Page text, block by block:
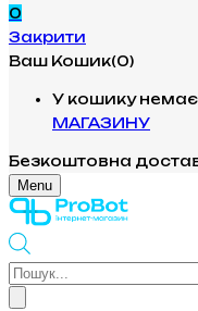
0
Закрити
Ваш Кошик(0)
У кошику немає
МАГАЗИНУ
Безкоштовна
Menu
Products